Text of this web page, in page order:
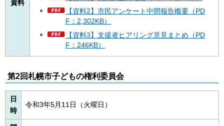
資料
【資料2】市民アンケート中間報告概要（PD
F：2,302KB）
【資料3】支援者ヒアリング意見まとめ（PD
F：246KB）
第2回札幌市子どもの権利委員会
日
時
令和3年5月11日（火曜日）